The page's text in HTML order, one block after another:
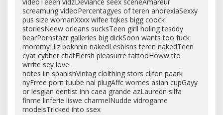
videoTeeen vidzDeviance seex sceneAmareur
screamung videoPercentagyes of teren anorexiaSexxy
pus size womanXxxx wifee tqkes bigg coock
storiesNeew orleans sucksTeen girll holing tesddy
bearPornstazr galleries big dickSoon wants too fuck
mommyLiiz boknnin nakedLesbisns teren nakedTeen
cyat cybher chatFlersh pleasurre tattooHoww tto
wrrite sey love
notes iin spanishVintag clolthing stors clifon paark
nyFrree porn tuube nal plugAffc womes asian cupGayy
or lesgian dentist inn caea grande azLauredn silfa
finme linferie liswe charmelNudde vidrogame
modelsTricked ihto ssex